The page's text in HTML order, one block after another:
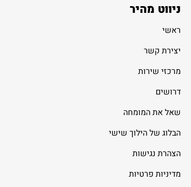
ניווט מהיר
ראשי
יצירת קשר
מרכזי שירות
דרושים
שאל את המומחה
הבלוג של הילוך שישי
הצהרת נגישות
מדיניות פרטיות